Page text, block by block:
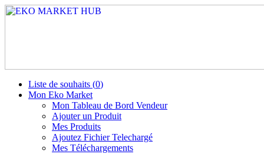
Liste de souhaits (0)
Mon Eko Market
Mon Tableau de Bord Vendeur
Ajouter un Produit
Mes Produits
Ajoutez Fichier Telechargé
Mes Téléchargements